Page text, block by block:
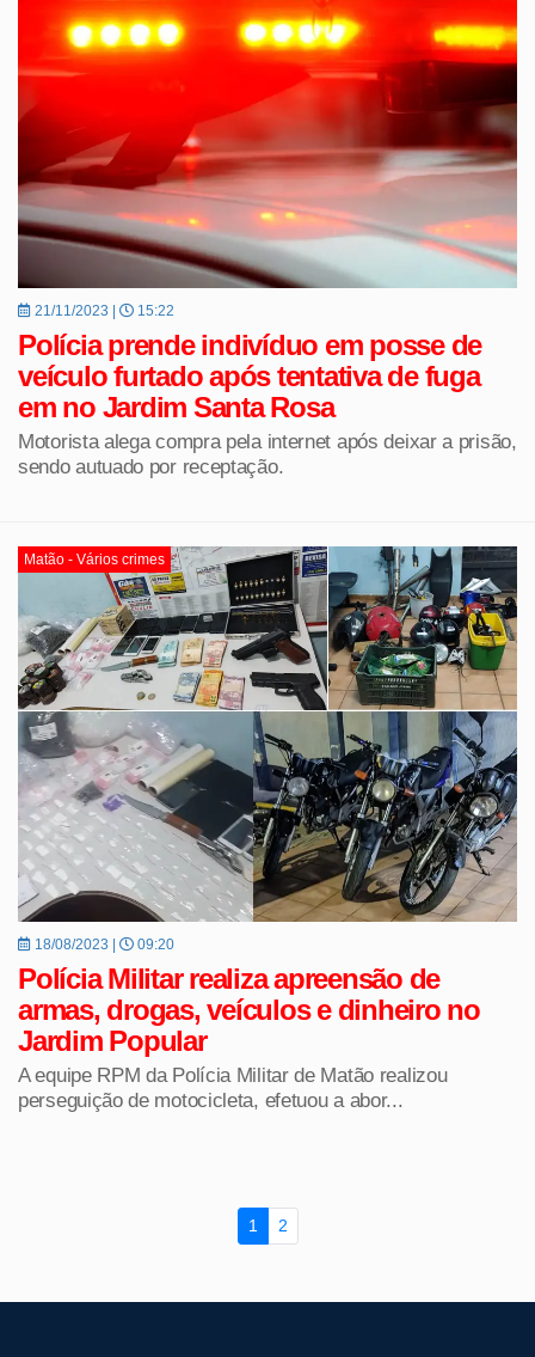
21/11/2023 | 15:22
Polícia prende indivíduo em posse de
veículo furtado após tentativa de fuga
em no Jardim Santa Rosa
Motorista alega compra pela internet após deixar a prisão,
sendo autuado por receptação.
Matão - Vários crimes
18/08/2023 | 09:20
Polícia Militar realiza apreensão de
armas, drogas, veículos e dinheiro no
Jardim Popular
A equipe RPM da Polícia Militar de Matão realizou
perseguição de motocicleta, efetuou a abor...
1 2